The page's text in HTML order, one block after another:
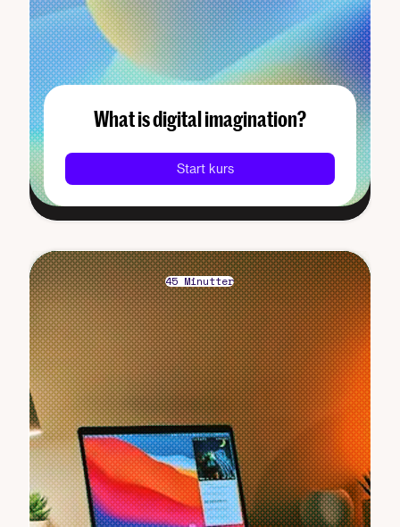
What is digital imagination?
Start kurs
45 Minutter